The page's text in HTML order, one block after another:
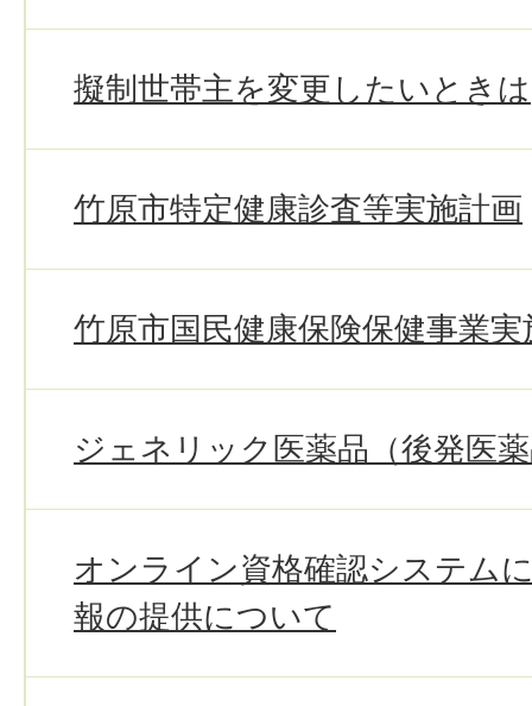
擬制世帯主を変更したいときは
竹原市特定健康診査等実施計画
竹原市国民健康保険保健事業実
ジェネリック医薬品（後発医
オンライン資格確認システム
報の提供について